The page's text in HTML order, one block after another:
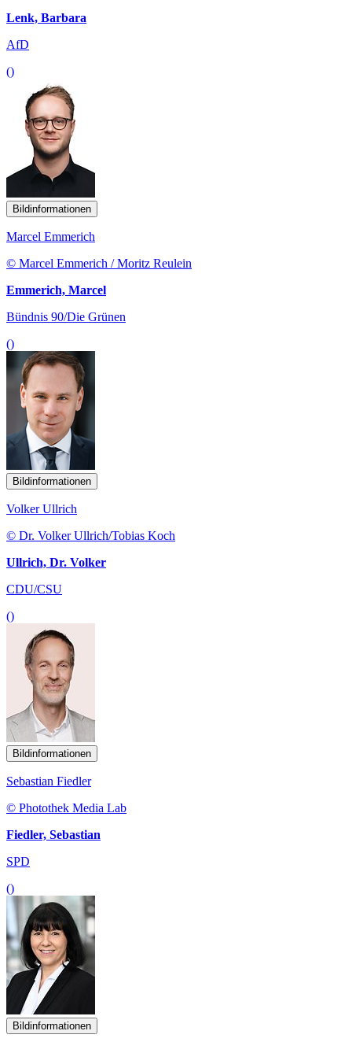
Lenk, Barbara
AfD
()
Bildinformationen
Marcel Emmerich
© Marcel Emmerich / Moritz Reulein
Emmerich, Marcel
Bündnis 90/Die Grünen
()
Bildinformationen
Volker Ullrich
© Dr. Volker Ullrich/Tobias Koch
Ullrich, Dr. Volker
CDU/CSU
()
Bildinformationen
Sebastian Fiedler
© Photothek Media Lab
Fiedler, Sebastian
SPD
()
Bildinformationen